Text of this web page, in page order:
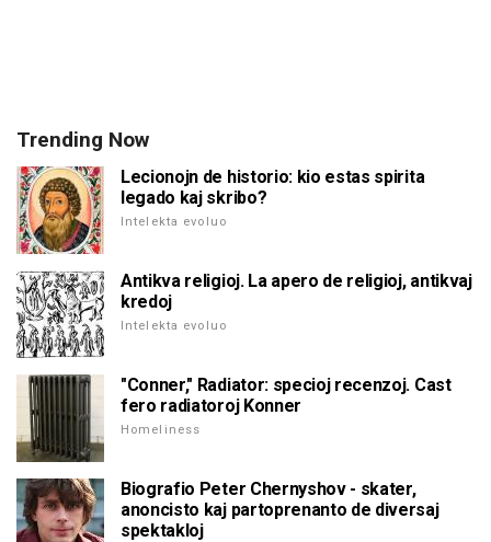
Trending Now
Lecionojn de historio: kio estas spirita
legado kaj skribo?
Intelekta evoluo
Antikva religioj. La apero de religioj, antikvaj
kredoj
Intelekta evoluo
"Conner," Radiator: specioj recenzoj. Cast
fero radiatoroj Konner
Homeliness
Biografio Peter Chernyshov - skater,
anoncisto kaj partoprenanto de diversaj
spektakloj